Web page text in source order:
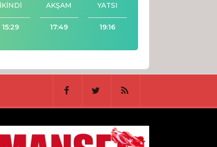
15:29
AKŞAM
17:49
YATSI
19:16